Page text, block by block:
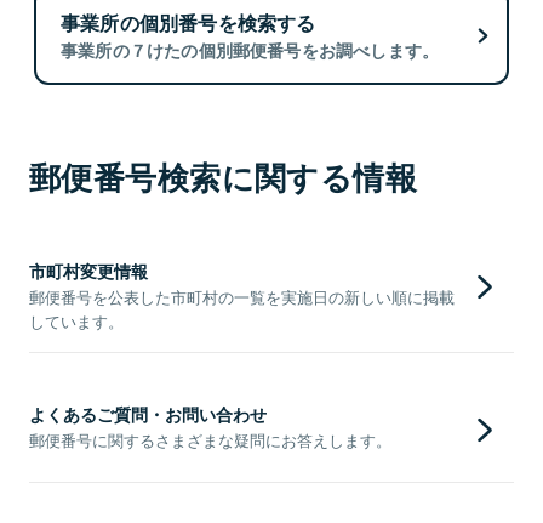
事業所の個別番号を検索する
事業所の７けたの個別郵便番号をお調べします。
郵便番号検索に関する情報
市町村変更情報
郵便番号を公表した市町村の一覧を実施日の新しい順に掲載
しています。
よくあるご質問・お問い合わせ
郵便番号に関するさまざまな疑問にお答えします。